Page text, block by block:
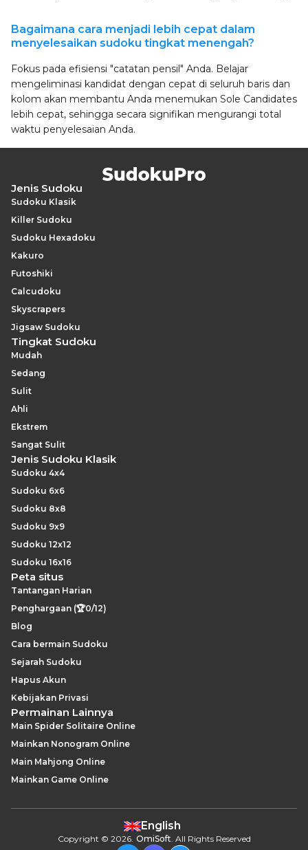
Bagaimana cara menjadi lebih cepat dalam
menyelesaikan sudoku tingkat menengah?
Fokus pada efisiensi "catatan pensil" Anda. Belajar
mengeliminasi kandidat dengan cepat di seluruh baris dan
kolom akan membantu Anda menemukan Sole Candidates
lebih cepat, sehingga secara signifikan mengurangi total
waktu penyelesaian Anda.
Jenis Sudoku
Sudoku Klasik
Killer Sudoku
Sudoku Hexadoku
Kakuro
Futoshiki
Calcudoku
Skyscrapers
Jigsaw Sudoku
Tingkat Sudoku
Mudah
Sedang
Sulit
Ahli
Ekstrem
Sangat Sulit
Jenis Sudoku Klasik
Sudoku 4x4
Sudoku 6x6
Sudoku 8x8
Sudoku 9x9
Sudoku 12x12
Sudoku 16x16
Peta situs
Tantangan Harian
Penghargaan (🏆0/12)
Blog
Cara bermain Sudoku
Sejarah Sudoku
Hapus Akun
Kebijakan Privasi
Permainan Lainnya
Main Spider Solitaire Online
Mainkan Nonogram Online
Main Mahjong Online
Mainkan Game Online
English
Copyright © 2026. OmiSoft. All Rights Reserved